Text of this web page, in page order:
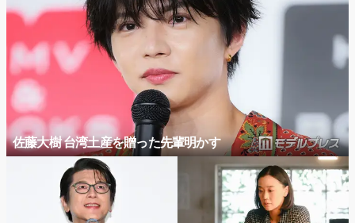
佐藤大樹 台湾土産を贈った先輩明かす